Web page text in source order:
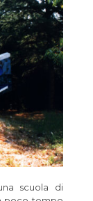
scuola di